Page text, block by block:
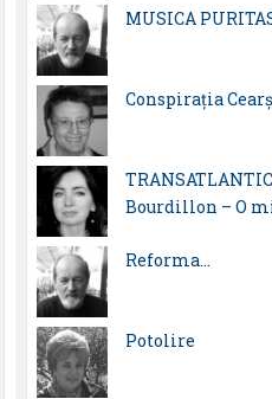
MUSICA
Conspirația
Bourdillon – O
Reforma…
Potolire